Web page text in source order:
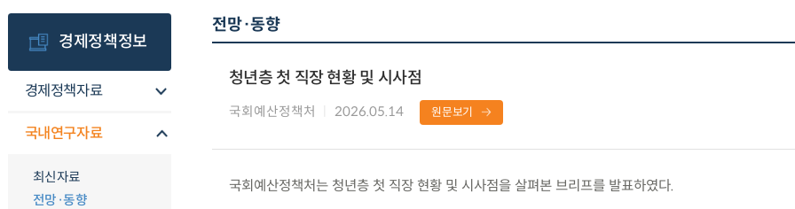
경제정책정보
경제정책자료
국내연구자료
최신자료
전망·동향
전망·동향
청년층 첫 직장 현황 및 시사점
국회예산정책처 2026.05.14 원문보기
국회예산정책처는 청년층 첫 직장 현황 및 시사점을 살펴본 브리프를 발표하였다.